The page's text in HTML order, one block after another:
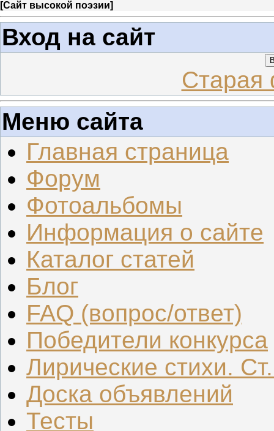
[Сайт высокой поэзии]
Вход на сайт
Старая
Меню сайта
Главная страница
Форум
Фотоальбомы
Информация о сайте
Каталог статей
Блог
FAQ (вопрос/ответ)
Победители конкурса
Лирические стихи.
Доска объявлений
Тесты